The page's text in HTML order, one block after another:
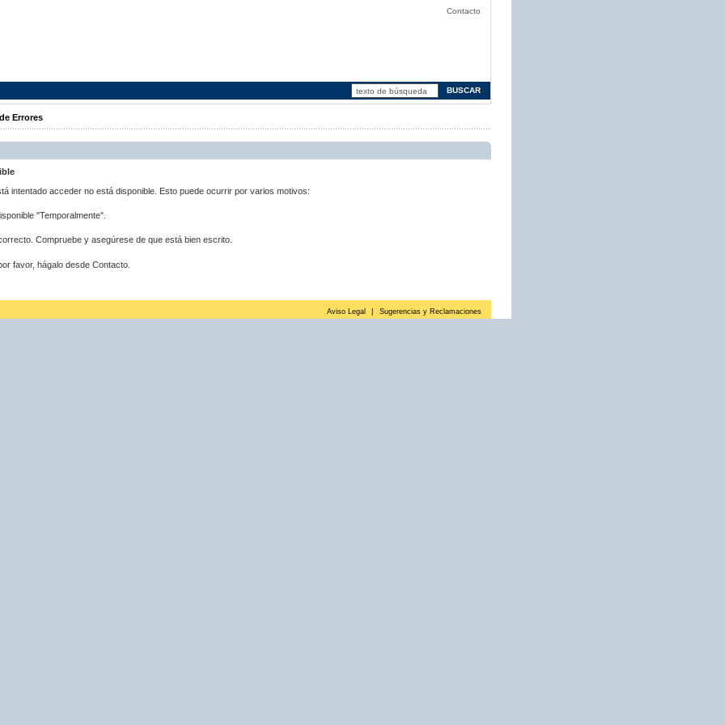
Contacto
Errores
intentado acceder no está disponible. Esto puede ocurrir por varios motivos:
"Temporalmente".
Compruebe y asegúrese de que está bien escrito.
favor, hágalo desde Contacto.
Aviso Legal Sugerencias y Reclamaciones